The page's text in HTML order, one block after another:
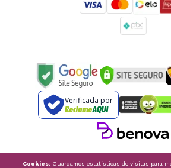
Verificada por
Cookies: Guardamos estatísticas de visitas para